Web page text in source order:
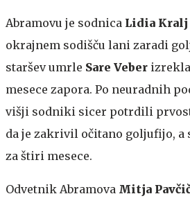
Abramovu je sodnica Lidia Kralj
okrajnem sodišču lani zaradi
staršev umrle Sare Veber
mesece zapora. Po neuradnih
višji sodniki sicer potrdili
da je zakrivil očitano goljufijo, a
za štiri mesece.
Odvetnik Abramova Mitja